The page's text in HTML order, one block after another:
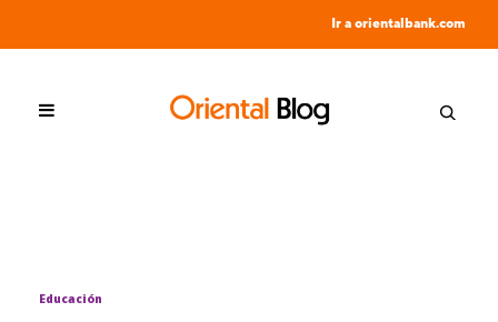
Ir a orientalbank.com
Educación